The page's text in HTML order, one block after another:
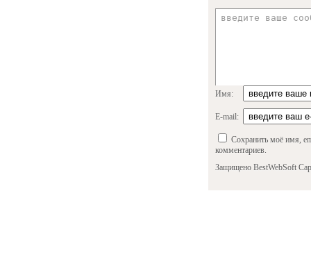
Имя:
E-mail:
Сохранить моё имя,
комментариев.
Защищено BestWebSoft